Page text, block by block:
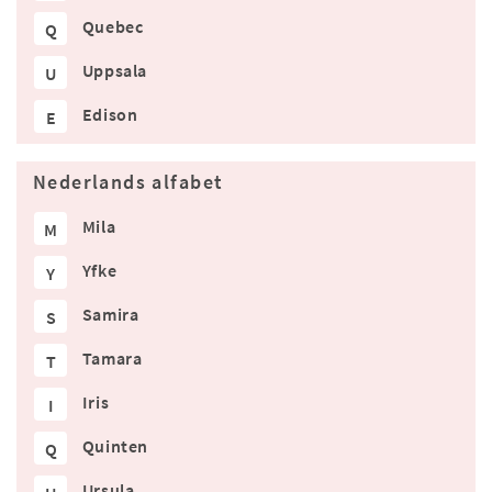
Q Quebec
U Uppsala
E Edison
Nederlands alfabet
M Mila
Y Yfke
S Samira
T Tamara
I Iris
Q Quinten